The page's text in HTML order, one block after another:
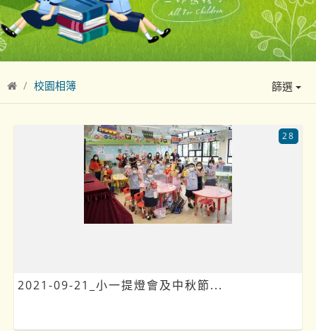
校園相簿 篩選
2021-09-21_小一提燈會及中秋節...
28